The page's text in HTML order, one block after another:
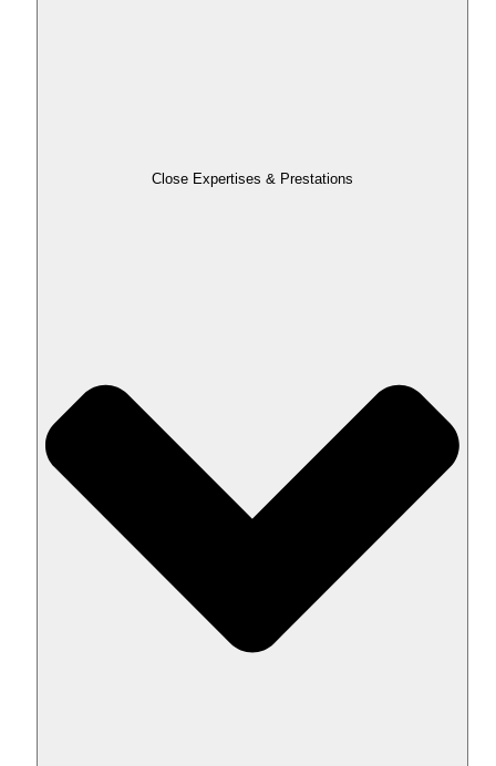
Close Expertises & Prestations